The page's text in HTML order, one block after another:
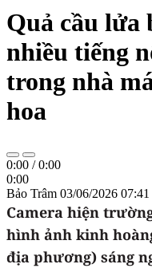
Quả cầu lửa
nhiều tiếng
trong nhà
hoa
0:00 /0:00
0:00
Bảo Trâm 03/06/2026 07:41
Camera hiện
hình ảnh kinh
địa phương) sáng